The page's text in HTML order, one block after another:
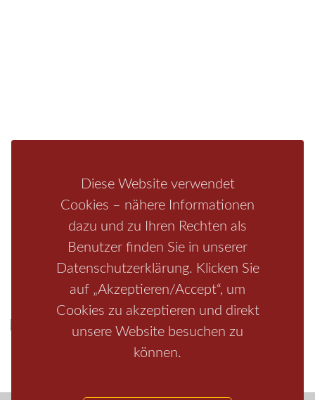
Diese Website verwendet
Cookies – nähere Informationen
dazu und zu Ihren Rechten als
Benutzer finden Sie in unserer
Datenschutzerklärung. Klicken Sie
auf „Akzeptieren/Accept“, um
Cookies zu akzeptieren und direkt
unsere Website besuchen zu
können.
Camping
Malerweg Nationalpark Affensteine Schrammsteine
Bad Schandau Wehlen Rathen Hohnstein
Königstein Kirnitzschtal Wellness Boofen Mediathek